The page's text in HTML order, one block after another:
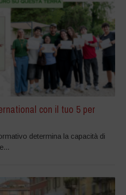
con il tuo 5 per
determina la capacità di